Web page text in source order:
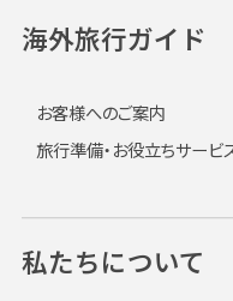
海外旅行ガイド
お客様へのご案内
旅行準備・お役立ちサービ
私たちについて